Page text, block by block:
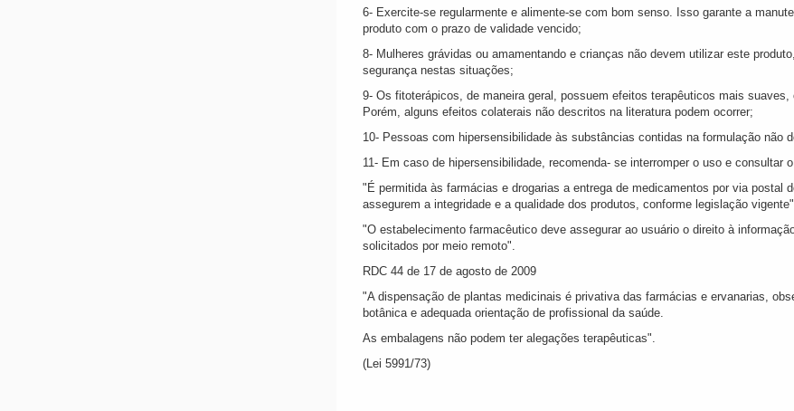
6- Exercite-se regularmente e alimente-se com bom senso. Isso garante a
produto com o prazo de validade vencido;
8- Mulheres grávidas ou amamentando e crianças não devem utilizar este
segurança nestas situações;
9- Os fitoterápicos, de maneira geral, possuem efeitos terapêuticos mais
Porém, alguns efeitos colaterais não descritos na literatura podem ocorrer;
10- Pessoas com hipersensibilidade às substâncias contidas na formulação não
11- Em caso de hipersensibilidade, recomenda- se interromper o uso e consultar
"É permitida às farmácias e drogarias a entrega de medicamentos por via postal
assegurem a integridade e a qualidade dos produtos, conforme legislação
"O estabelecimento farmacêutico deve assegurar ao usuário o direito à
solicitados por meio remoto".
RDC 44 de 17 de agosto de 2009
"A dispensação de plantas medicinais é privativa das farmácias e ervanarias,
botânica e adequada orientação de profissional da saúde.
As embalagens não podem ter alegações terapêuticas".
(Lei 5991/73)